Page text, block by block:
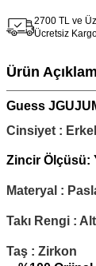
2700 TL ve
Ücretsiz
Ürün
Guess
Cinsiyet :
Zincir Ölçüsü:
Materyal :
Takı Rengi :
Taş : Zirkon